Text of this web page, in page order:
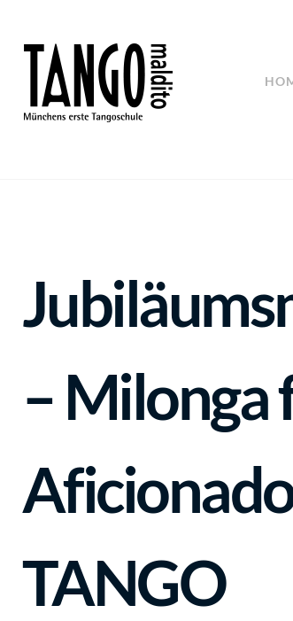
– Milonga
TANGO